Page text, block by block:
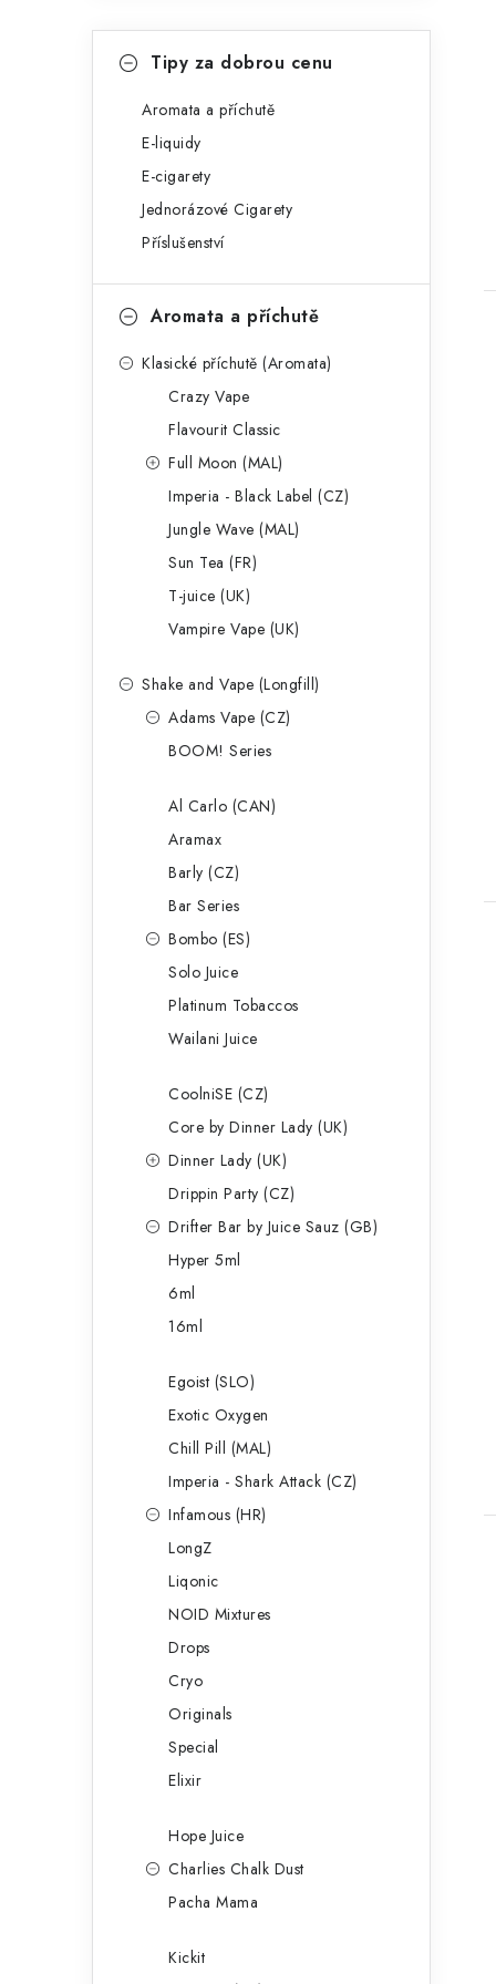
n
kategorieTipy za dobrou cenu
Aromata a příchutě
E-liquidy
E-cigarety
Jednorázové Cigarety
Příslušenství
Aromata a příchutě
Klasické příchutě (Aromata)
Crazy Vape
Flavourit Classic
Full Moon (MAL)
Imperia - Black Label (CZ)
Jungle Wave (MAL)
Sun Tea (FR)
T-juice (UK)
Vampire Vape (UK)
Shake and Vape (Longfill)
Adams Vape (CZ)
BOOM! Series
Al Carlo (CAN)
Aramax
Barly (CZ)
Bar Series
Bombo (ES)
Solo Juice
Platinum Tobaccos
Wailani Juice
CoolniSE (CZ)
Core by Dinner Lady (UK)
Dinner Lady (UK)
Drippin Party (CZ)
Drifter Bar by Juice Sauz (GB)
Hyper 5ml
6ml
16ml
Egoist (SLO)
Exotic Oxygen
Chill Pill (MAL)
Imperia - Shark Attack (CZ)
Infamous (HR)
LongZ
Liqonic
NOID Mixtures
Drops
Cryo
Originals
Special
Elixir
Hope Juice
Charlies Chalk Dust
Pacha Mama
Kickit